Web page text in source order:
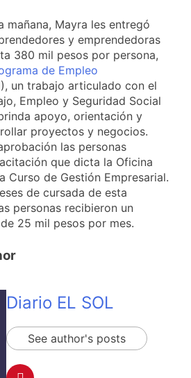
mañana, Mayra les entregó
y emprendedoras
380 mil pesos por persona,
de Empleo
un trabajo articulado con el
Empleo y Seguridad Social
apoyo, orientación y
proyectos y negocios.
las personas
que dicta la Oficina
Curso de Gestión Empresarial.
de cursada de esta
personas recibieron un
25 mil pesos por mes.
Diario EL SOL
See author's posts